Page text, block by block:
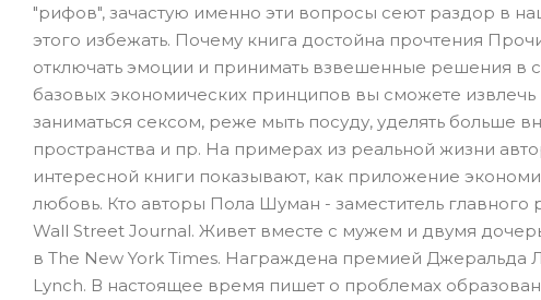
"рифов", зачастую именно эти вопросы сеют раздор в
этого избежать. Почему книга достойна прочтения
отключать эмоции и принимать взвешенные решения
базовых экономических принципов вы сможете
заниматься сексом, реже мыть посуду, уделять больше
пространства и пр. На примерах из реальной жизни
интересной книги показывают, как приложение
любовь. Кто авторы Пола Шуман - заместитель главного
Wall Street Journal. Живет вместе с мужем и двумя
в The New York Times. Награждена премией Джеральда
Lynch. В настоящее время пишет о проблемах